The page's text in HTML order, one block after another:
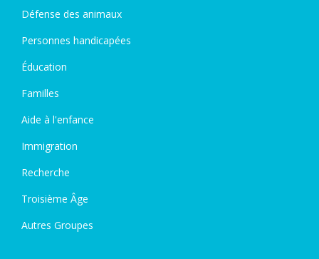
Défense des animaux
Personnes handicapées
Éducation
Familles
Aide à l'enfance
Immigration
Recherche
Troisième Âge
Autres Groupes